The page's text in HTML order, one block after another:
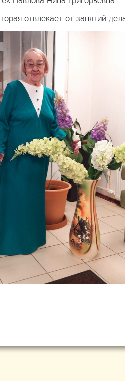
отвлекает от занятий